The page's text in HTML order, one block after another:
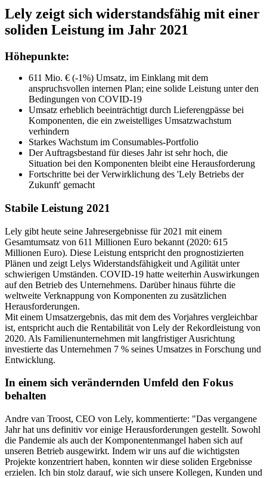
Lely zeigt sich widerstandsfähig mit einer
soliden Leistung im Jahr 2021
Höhepunkte:
611 Mio. € (-1%) Umsatz, im Einklang mit dem
anspruchsvollen internen Plan; eine solide Leistung unter den
Bedingungen von COVID-19
Umsatz erheblich beeinträchtigt durch Lieferengpässe bei
Komponenten, die ein zweistelliges Umsatzwachstum
verhindern
Starkes Wachstum im Consumables-Portfolio
Der Auftragsbestand für dieses Jahr ist sehr hoch, die
Situation bei den Komponenten bleibt eine Herausforderung
Fortschritte bei der Verwirklichung des 'Lely Betriebs der
Zukunft' gemacht
Stabile Leistung 2021
Lely gibt heute seine Jahresergebnisse für 2021 mit einem
Gesamtumsatz von 611 Millionen Euro bekannt (2020: 615
Millionen Euro). Diese Leistung entspricht den prognostizierten
Plänen und zeigt Lelys Widerstandsfähigkeit und Agilität unter
schwierigen Umständen. COVID-19 hatte weiterhin Auswirkungen
auf den Betrieb des Unternehmens. Darüber hinaus führte die
weltweite Verknappung von Komponenten zu zusätzlichen
Herausforderungen.
Mit einem Umsatzergebnis, das mit dem des Vorjahres vergleichbar
ist, entspricht auch die Rentabilität von Lely der Rekordleistung von
2020. Als Familienunternehmen mit langfristiger Ausrichtung
investierte das Unternehmen 7 % seines Umsatzes in Forschung und
Entwicklung.
In einem sich verändernden Umfeld den Fokus
behalten
Andre van Troost, CEO von Lely, kommentierte: "Das vergangene
Jahr hat uns definitiv vor einige Herausforderungen gestellt. Sowohl
die Pandemie als auch der Komponentenmangel haben sich auf
unseren Betrieb ausgewirkt. Indem wir uns auf die wichtigsten
Projekte konzentriert haben, konnten wir diese soliden Ergebnisse
erzielen. Ich bin stolz darauf, wie sich unsere Kollegen, Kunden und